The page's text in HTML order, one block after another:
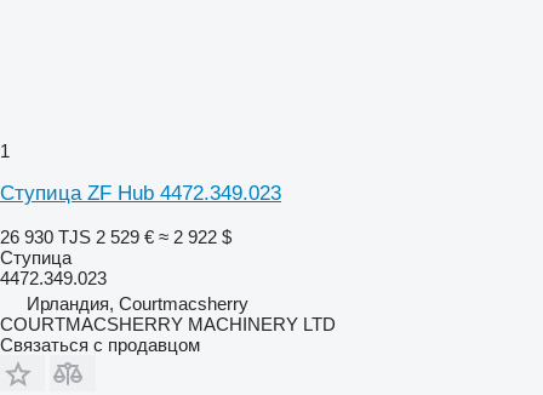
1
Ступица ZF Hub 4472.349.023
26 930 TJS 2 529 € ≈ 2 922 $
Ступица
4472.349.023
Ирландия, Courtmacsherry
COURTMACSHERRY MACHINERY LTD
Связаться с продавцом